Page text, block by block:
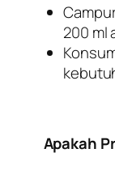
200 ml
Apakah